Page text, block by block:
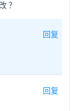
？
回复
回复